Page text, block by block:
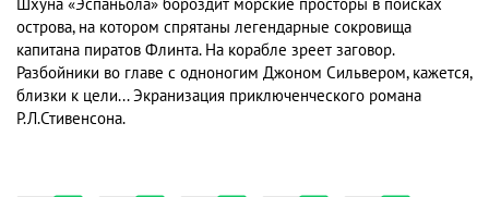
Шхуна «Эспаньола» бороздит морские просторы в поисках
острова, на котором спрятаны легендарные сокровища
капитана пиратов Флинта. На корабле зреет заговор.
Разбойники во главе с одноногим Джоном Сильвером, кажется,
близки к цели... Экранизация приключенческого романа
Р.Л.Стивенсона.